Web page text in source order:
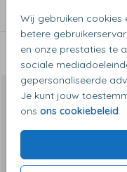
Wij gebruiken cookies
betere
en onze prestaties te
sociale
gepersonaliseerde
Je kunt jouw
ons ons cookiebeleid.
Dit vind je